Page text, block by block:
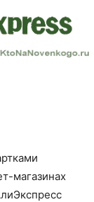
магазинах